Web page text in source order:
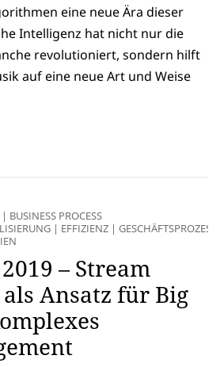
eine neue Ära dieser
Intelligenz hat nicht nur die
revolutioniert, sondern hilft
auf eine neue Art und Weise
| BUSINESS PROCESS
| EFFIZIENZ | GESCHÄFTSPROZESSE
– Stream
Ansatz für Big